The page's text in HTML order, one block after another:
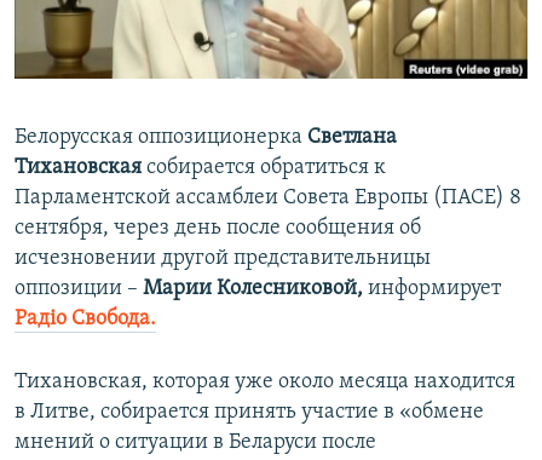
ПОБЕДИТЕЛЕЙ НЕ СУДЯТ?
КРЫМ.НЕПОКОРЕННЫЙ
УКРАИНСКАЯ ПРОБЛЕМА КРЫМА
ПРИСОЕДИНЯЙТЕСЬ!
Все сайты RFE/RL
Белорусская оппозиционерка Светлана
Тихановская собирается обратиться к
Парламентской ассамблеи Совета Европы (ПАСЕ) 8
сентября, через день после сообщения об
исчезновении другой представительницы
оппозиции – Марии Колесниковой, информирует
Радіо Свобода.
Тихановская, которая уже около месяца находится
в Литве, собирается принять участие в «обмене
мнений о ситуации в Беларуси после